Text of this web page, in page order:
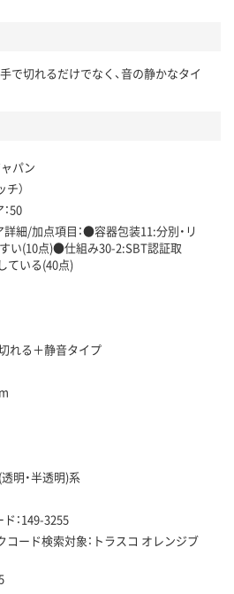
です。下記商品詳細「
／加点項目
で切れるだけでなく、音の静かなタイ
パン
）
50
細/加点項目：●容器包装11:分別・リ
い(10点)●仕組み30-2:SBT認証取
ている(40点)
れる＋静音タイプ
明・半透明)系
：149-3255
コード検索対象：トラスコ オレンジブ